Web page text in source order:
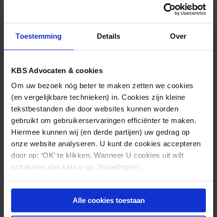
Toestemming Details Over
KBS Advocaten & cookies
Om uw bezoek nóg beter te maken zetten we cookies
(en vergelijkbare technieken) in. Cookies zijn kleine
tekstbestanden die door websites kunnen worden
gebruikt om gebruikerservaringen efficiënter te maken.
Hiermee kunnen wij (en derde partijen) uw gedrag op
onze website analyseren. U kunt de cookies accepteren
door op: ‘OK’ te klikken. Wanneer U cookies uit wilt
schakelen dan klikt u op: ‘Instellingen’.
Alle cookies toestaan
doeleinden wordt ontraden. Sinds 2015 geldt een
verbod op toepassing van permanente fillers anders
dan voor reconstructieve doeleinden.
2001-2004 ‘state of the art’. Het enkele gebruik van
permanente fillers in die periode levert (dan ook)
geen tekortkoming op.
Opmerking verdient tot slot dat, de rechter
(hoogstwaarschijnlijk) anders zal oordelen bij het
anno 2020 toepassen van permanente fillers met
een louter cosmetisch oogmerk.
Nieuws & kennis